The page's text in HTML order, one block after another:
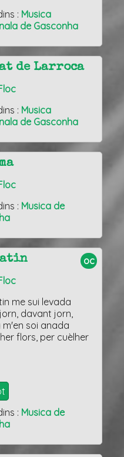
: Musica
de Gasconha
de Larroca
: Musica
de Gasconha
: Musica de
oc
me sui levada
davant jorn,
m'en soi anada
flors, per cuèlher
: Musica de